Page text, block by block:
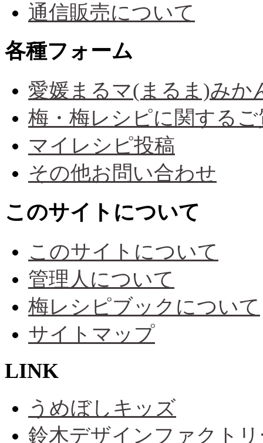
通信販売について
各種フォーム
愛媛まるマ(まるま)みか
梅・梅レシピに関するご
マイレシピ投稿
その他お問い合わせ
このサイトについて
このサイトについて
管理人について
梅レシピブックについて
サイトマップ
LINK
うめぼしキッズ
鈴木デザインファクト